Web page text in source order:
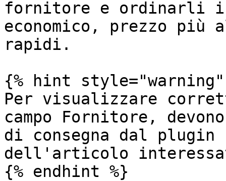
fornitore e ordinarli
economico, prezzo più
rapidi.
{% hint style="warning"
Per visualizzare
campo Fornitore,
di consegna dal
dell'articolo
{% endhint %}